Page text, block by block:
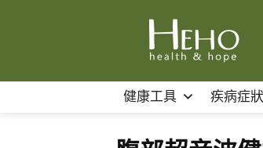
健康工具 疾病症狀